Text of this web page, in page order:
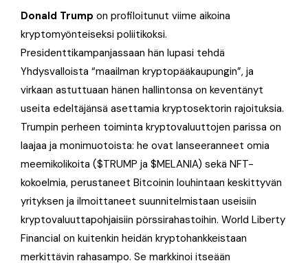
Donald Trump on profiloitunut viime aikoina
kryptomyönteiseksi poliitikoksi.
Presidenttikampanjassaan hän lupasi tehdä
Yhdysvalloista “maailman kryptopääkaupungin”, ja
virkaan astuttuaan hänen hallintonsa on keventänyt
useita edeltäjänsä asettamia kryptosektorin rajoituksia.
Trumpin perheen toiminta kryptovaluuttojen parissa on
laajaa ja monimuotoista: he ovat lanseeranneet omia
meemikolikoita ($TRUMP ja $MELANIA) sekä NFT-
kokoelmia, perustaneet Bitcoinin louhintaan keskittyvän
yrityksen ja ilmoittaneet suunnitelmistaan useisiin
kryptovaluuttapohjaisiin pörssirahastoihin. World Liberty
Financial on kuitenkin heidän kryptohankkeistaan
merkittävin rahasampo. Se markkinoi itseään